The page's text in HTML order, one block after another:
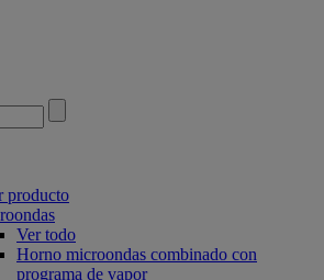
producto
Ver todo
Horno microondas combinado con
programa de vapor